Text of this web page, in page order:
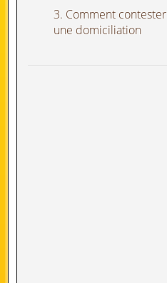
3. Comment contester
une domiciliation